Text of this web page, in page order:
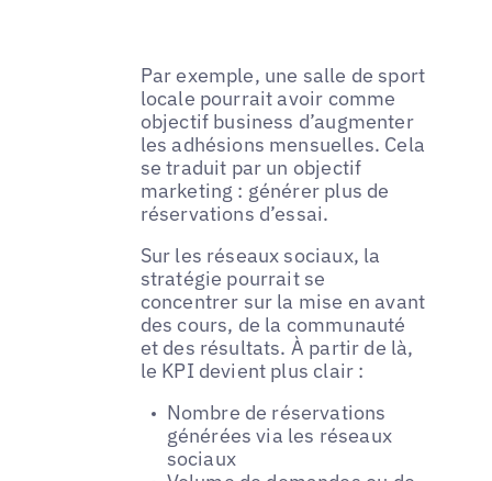
Par exemple, une salle de sport
locale pourrait avoir comme
objectif business d’augmenter
les adhésions mensuelles. Cela
se traduit par un objectif
marketing : générer plus de
réservations d’essai.
Sur les réseaux sociaux, la
stratégie pourrait se
concentrer sur la mise en avant
des cours, de la communauté
et des résultats. À partir de là,
le KPI devient plus clair :
Nombre de réservations
générées via les réseaux
sociaux